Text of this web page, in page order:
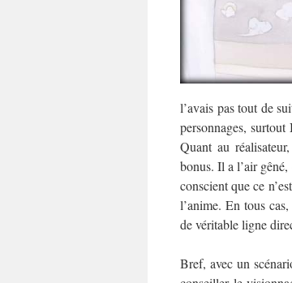
l’avais pas tout de
personnages, surtout
Quant au réalisateur,
bonus. Il a l’air
conscient que ce
l’anime. En tous
de véritable ligne
Bref, avec un